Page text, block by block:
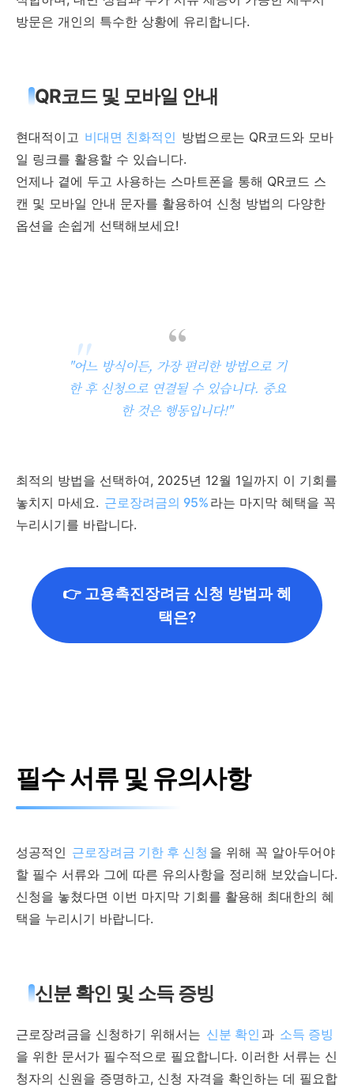
방문은 개인의 특수한 상황에 유리합니다.
QR코드 및 모바일 안내
현대적이고 비대면 친화적인 방법으로는 QR코드와 모바
일 링크를 활용할 수 있습니다.
언제나 곁에 두고 사용하는 스마트폰을 통해 QR코드 스
캔 및 모바일 안내 문자를 활용하여 신청 방법의 다양한
옵션을 손쉽게 선택해보세요!
"어느 방식이든, 가장 편리한 방법으로 기
한 후 신청으로 연결될 수 있습니다. 중요
한 것은 행동입니다!"
최적의 방법을 선택하여, 2025년 12월 1일까지 이 기회를
놓치지 마세요. 근로장려금의 95% 라는 마지막 혜택을 꼭
누리시기를 바랍니다.
👉 고용촉진장려금 신청 방법과 혜
택은?
필수 서류 및 유의사항
성공적인 근로장려금 기한 후 신청 을 위해 꼭 알아두어야
할 필수 서류와 그에 따른 유의사항을 정리해 보았습니다.
신청을 놓쳤다면 이번 마지막 기회를 활용해 최대한의 혜
택을 누리시기 바랍니다.
신분 확인 및 소득 증빙
근로장려금을 신청하기 위해서는 신분 확인 과 소득 증빙
을 위한 문서가 필수적으로 필요합니다. 이러한 서류는 신
청자의 신원을 증명하고, 신청 자격을 확인하는 데 필요합